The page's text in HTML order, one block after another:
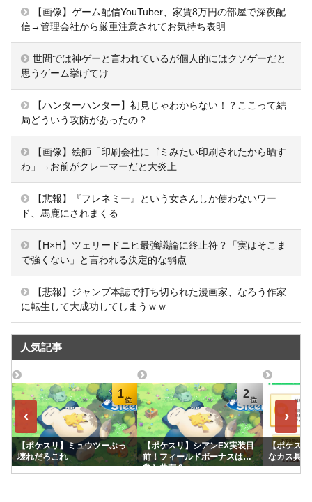
【画像】ゲーム配信YouTuber、家賃8万円の部屋で深夜配
信→管理会社から厳重注意されてお気持ち表明
世間では神ゲーと言われているが個人的にはクソゲーだと
思うゲーム挙げてけ
【ハンターハンター】初見じゃわからない！？ここって結
局どういう攻防があったの？
【画像】絵師「印刷会社にゴミみたい印刷されたから晒す
わ」→お前がクレーマーだと大炎上
【悲報】『フレネミー』という女さんしか使わないワー
ド、馬鹿にされまくる
【H×H】ツェリードニヒ最強議論に終止符？「実はそこま
で強くない」と言われる決定的な弱点
【悲報】ジャンプ本誌で打ち切られた漫画家、なろう作家
に転生して大成功してしまうｗｗ
人気記事
‹
1
【ポケスリ】ミュウツーぶっ
壊れだろこれ
2
【ポケスリ】シアンEX実装目
前！フィールドボーナスは通
常と共有？
【ポケス
なカス具合
›